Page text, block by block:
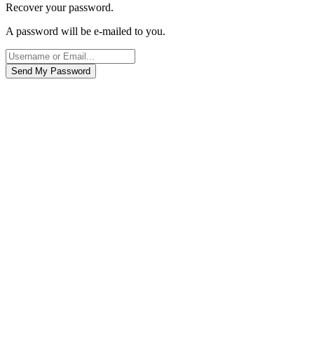
Recover your password.
A password will be e-mailed to you.